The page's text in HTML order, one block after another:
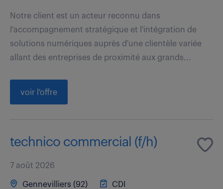
Notre client est un acteur reconnu dans
l'accompagnement stratégique et l'intégration de
solutions numériques auprès d'une clientèle variée
allant des entreprises de proximité aux grands...
voir l'offre
technico commercial (f/h)
7 août 2026
Gennevilliers (92)
CDI